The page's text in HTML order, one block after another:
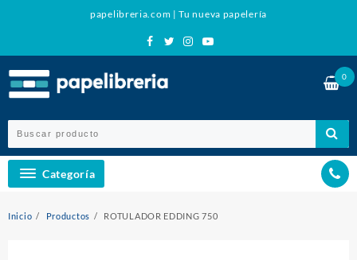
papelibreria.com | Tu nueva papelería
0
Categoría
Inicio Productos ROTULADOR EDDING 750